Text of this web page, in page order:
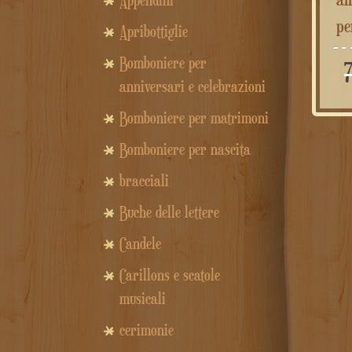
Apribottiglie
Bomboniere per
anniversari e celebrazioni
Bomboniere per matrimoni
Bomboniere per nascita
bracciali
Buche delle lettere
Candele
Carillons e scatole
musicali
cerimonie